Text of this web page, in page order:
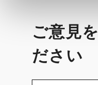
ご意見
ださい